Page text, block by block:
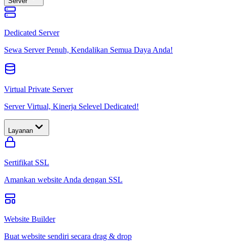
Dedicated Server
Sewa Server Penuh, Kendalikan Semua Daya Anda!
Virtual Private Server
Server Virtual, Kinerja Selevel Dedicated!
Layanan
Sertifikat SSL
Amankan website Anda dengan SSL
Website Builder
Buat website sendiri secara drag & drop